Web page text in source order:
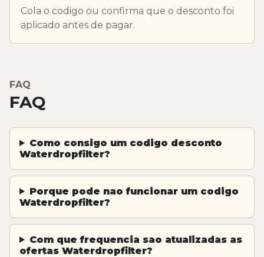
Cola o codigo ou confirma que o desconto foi
aplicado antes de pagar.
FAQ
FAQ
Como consigo um codigo desconto
Waterdropfilter?
Porque pode nao funcionar um codigo
Waterdropfilter?
Com que frequencia sao atualizadas as
ofertas Waterdropfilter?